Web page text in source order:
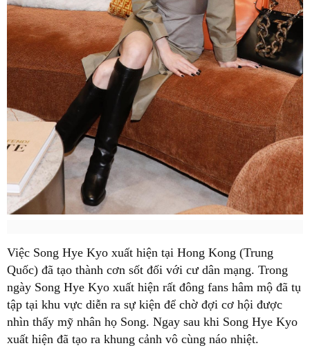
Việc Song Hye Kyo xuất hiện tại Hong Kong (Trung
Quốc) đã tạo thành cơn sốt đối với cư dân mạng. Trong
ngày Song Hye Kyo xuất hiện rất đông fans hâm mộ đã tụ
tập tại khu vực diễn ra sự kiện để chờ đợi cơ hội được
nhìn thấy mỹ nhân họ Song. Ngay sau khi Song Hye Kyo
xuất hiện đã tạo ra khung cảnh vô cùng náo nhiệt.